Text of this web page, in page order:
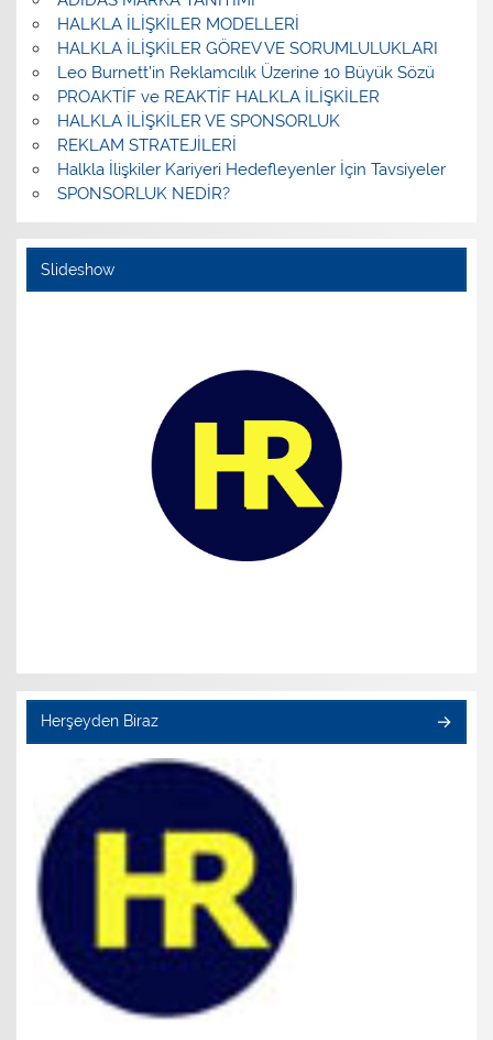
HALKLA İLİŞKİLER MODELLERİ
HALKLA İLİŞKİLER GÖREV VE SORUMLULUKLARI
Leo Burnett’in Reklamcılık Üzerine 10 Büyük Sözü
PROAKTİF ve REAKTİF HALKLA İLİŞKİLER
HALKLA İLİŞKİLER VE SPONSORLUK
REKLAM STRATEJİLERİ
Halkla İlişkiler Kariyeri Hedefleyenler İçin Tavsiyeler
SPONSORLUK NEDİR?
Slideshow
Herşeyden Biraz